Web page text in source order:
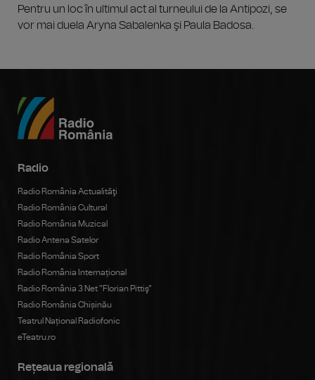
Pentru un loc în ultimul act al turneului de la Antipozi, se
vor mai duela Aryna Sabalenka şi Paula Badosa.
Radio
Radio România Actualităţi
Radio România Cultural
Radio România Muzical
Radio Antena Satelor
Radio România Sport
Radio România Internațional
Radio România 3 Net "Florian Pittiş"
Radio România Chișinău
Teatrul Național Radiofonic
eTeatru.ro
Rețeaua regională